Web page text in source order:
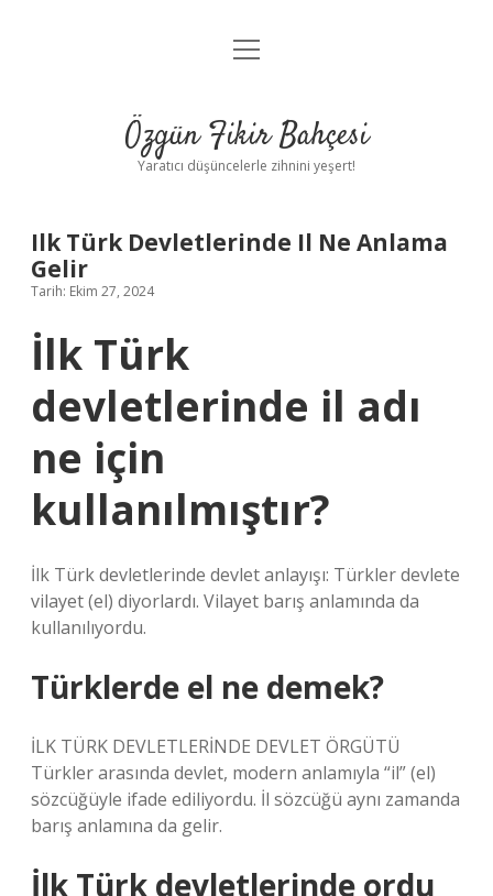
Anasayfa
Yasal Uyarı
menüyü
Özgün Fikir Bahçesi
Yaratıcı düşüncelerle zihnini yeşert!
Ilk Türk Devletlerinde Il Ne Anlama
Gelir
Tarih: Ekim 27, 2024
İlk Türk
devletlerinde il adı
ne için
kullanılmıştır?
İlk Türk devletlerinde devlet anlayışı: Türkler devlete
vilayet (el) diyorlardı. Vilayet barış anlamında da
kullanılıyordu.
Türklerde el ne demek?
İLK TÜRK DEVLETLERİNDE DEVLET ÖRGÜTÜ
Türkler arasında devlet, modern anlamıyla “il” (el)
sözcüğüyle ifade ediliyordu. İl sözcüğü aynı zamanda
barış anlamına da gelir.
İlk Türk devletlerinde ordu